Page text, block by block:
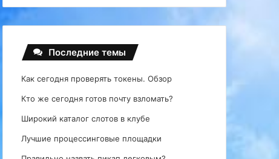
Последние темы
Как сегодня проверять токены. Обзор
Кто же сегодня готов почту взломать?
Широкий каталог слотов в клубе
Лучшие процессинговые площадки